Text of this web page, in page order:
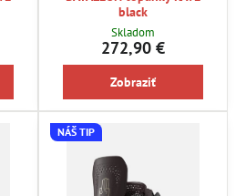
black
Skladom
272,90 €
Zobraziť
NÁŠ TIP